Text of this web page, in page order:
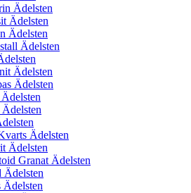
Ädelsten
Ädelsten
Ädelsten
Ädelsten
Ädelsten
Ädelsten
Ädelsten
Ädelsten
Granat Ädelsten
Ädelsten
Ädelsten